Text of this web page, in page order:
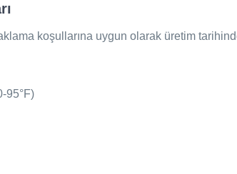
koşullarına uygun olarak üretim
95°F)